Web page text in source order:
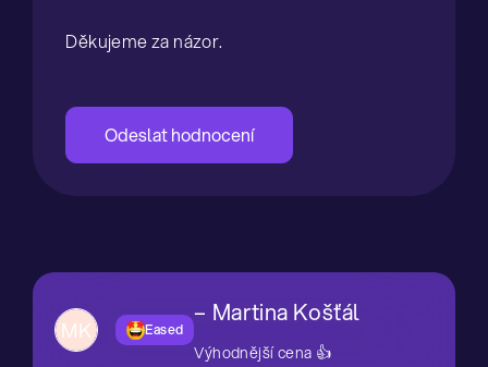
Děkujeme za názor.
Odeslat hodnocení
V
MK Eased Hodnocení produktu je 5 z 5 hvězdiček.
Martina Košťál
Výhodnější cena 👍